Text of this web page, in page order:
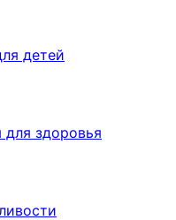
детей
здоровья